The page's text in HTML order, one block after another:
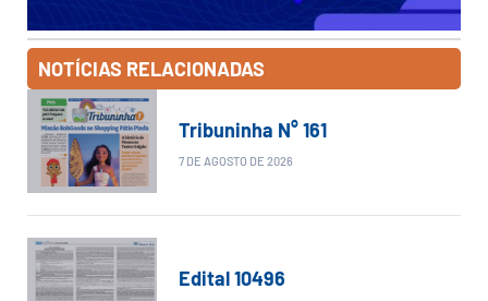
NOTÍCIAS RELACIONADAS
Tribuninha N° 161
7 DE AGOSTO DE 2026
Edital 10496